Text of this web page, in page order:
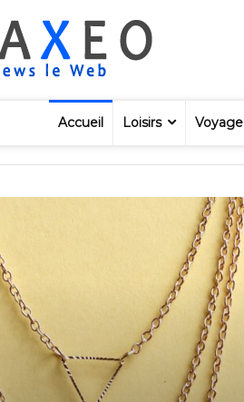
Accueil Loisirs Voyage